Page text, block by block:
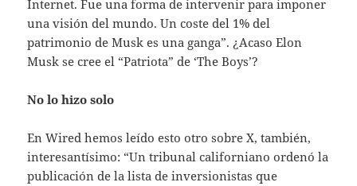
Internet. Fue una forma de intervenir para imponer
una visión del mundo. Un coste del 1% del
patrimonio de Musk es una ganga”. ¿Acaso Elon
Musk se cree el “Patriota” de ‘The Boys’?
No lo hizo solo
En Wired hemos leído esto otro sobre X, también,
interesantísimo: “Un tribunal californiano ordenó la
publicación de la lista de inversionistas que